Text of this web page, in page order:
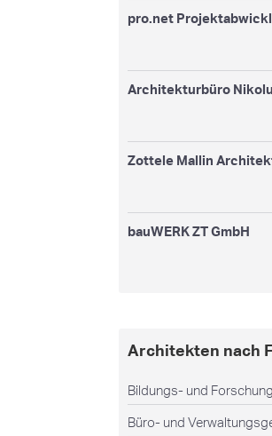
pro.net
Architekturbüro
Zottele Mallin
bauWERK ZT GmbH
Architekten nach
Bildungs- und
Büro- und